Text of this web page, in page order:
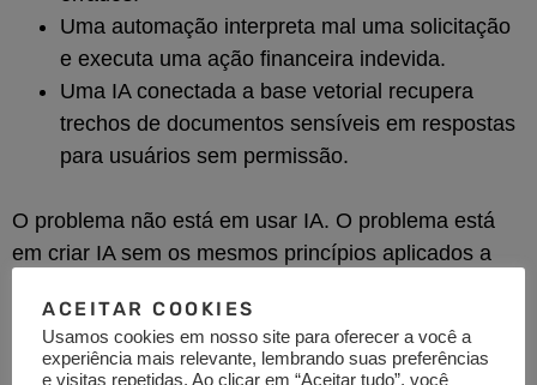
Uma automação interpreta mal uma solicitação
e executa uma ação financeira indevida.
Uma IA conectada a base vetorial recupera
trechos de documentos sensíveis em respostas
para usuários sem permissão.
O problema não está em usar IA. O problema está
em criar IA sem os mesmos princípios aplicados a
autenticação forte, segregação de acesso,
trilha de auditoria, revisão de código, testes
ACEITAR COOKIES
Usamos cookies em nosso site para oferecer a você a
experiência mais relevante, lembrando suas preferências
e visitas repetidas. Ao clicar em “Aceitar tudo”, você